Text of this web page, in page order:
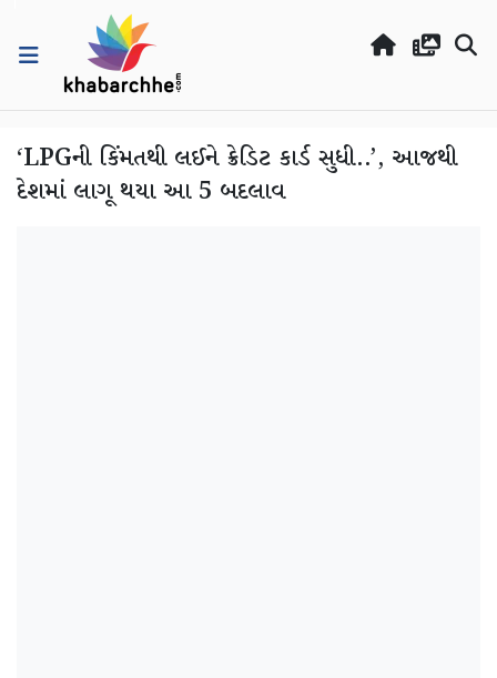
‘LPGની કિંમતથી લઈને ક્રેડિટ કાર્ડ સુધી..’, આજથી
દેશમાં લાગૂ થયા આ 5 બદલાવ